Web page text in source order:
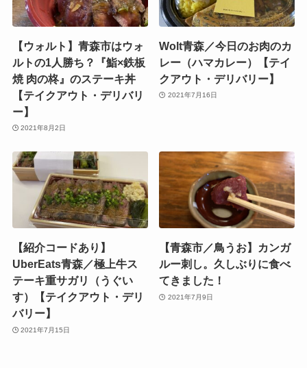
【ウォルト】青森市はウォ
ルトの1人勝ち？『鮨×鉄板
焼 肉の柊』のステーキ丼
【テイクアウト・デリバリ
ー】
2021年8月2日
Wolt青森／今日のお肉のカ
レー（ハマカレー）【テイ
クアウト・デリバリー】
2021年7月16日
【紹介コードあり】
UberEats青森／極上牛ス
テーキ重サガリ（うぐい
す）【テイクアウト・デリ
バリー】
2021年7月15日
【青森市／鳥うお】カンガ
ルー刺し。久しぶりに食べ
てきました！
2021年7月9日